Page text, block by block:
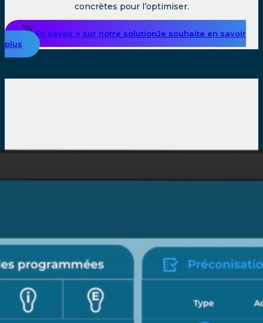
concrètes pour l’optimiser.
En savoir + sur notre solutionJe souhaite en savoir
plus